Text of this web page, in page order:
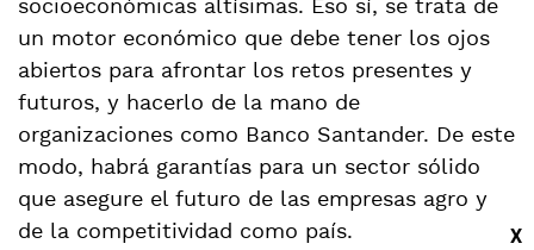
socioeconómicas altísimas. Eso sí, se trata de
un motor económico que debe tener los ojos
abiertos para afrontar los retos presentes y
futuros, y hacerlo de la mano de
organizaciones como Banco Santander. De este
modo, habrá garantías para un sector sólido
que asegure el futuro de las empresas agro y
de la competitividad como país.
X